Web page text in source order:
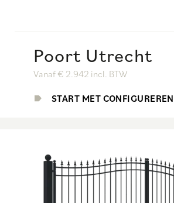
Poort Utrecht
Vanaf € 2.942 incl. BTW
START MET CONFIGUREREN